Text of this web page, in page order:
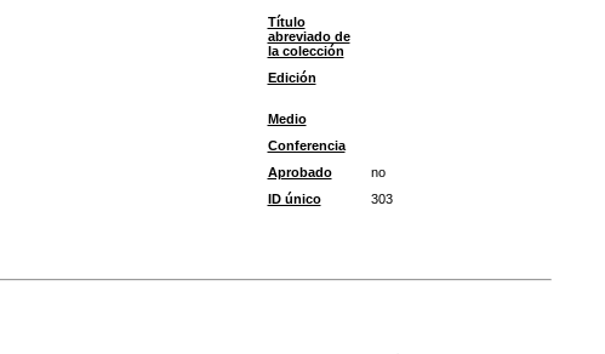
Título
abreviado de
la colección
Edición
Medio
Conferencia
Aprobado
no
ID único
303